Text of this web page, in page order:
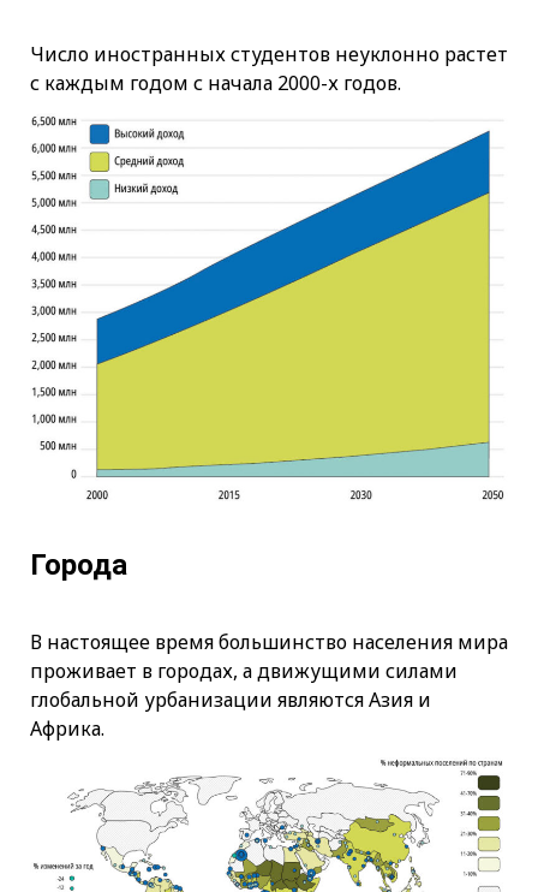
Число иностранных студентов неуклонно растет
с каждым годом с начала 2000-х годов.
Города
В настоящее время большинство населения мира
проживает в городах, а движущими силами
глобальной урбанизации являются Азия и
Африка.